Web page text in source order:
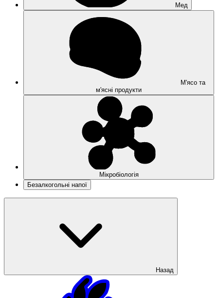
Мед
М'ясо та
м'ясні продукти
Мікробіологія
Безалкогольні напої
Назад